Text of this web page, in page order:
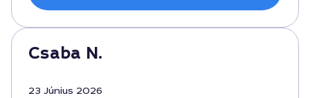
Csaba N.
23 Június 2026